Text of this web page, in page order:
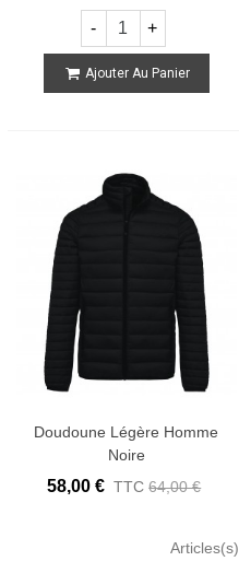
- +
Ajouter Au Panier
Doudoune Légère Homme
Noire
58,00 € TTC 64,00 €
Articles(s)